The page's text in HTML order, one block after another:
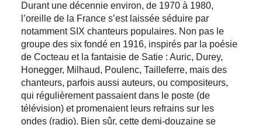
Durant une décennie environ, de 1970 à 1980,
l’oreille de la France s’est laissée séduire par
notamment SIX chanteurs populaires. Non pas le
groupe des six fondé en 1916, inspirés par la poésie
de Cocteau et la fantaisie de Satie : Auric, Durey,
Honegger, Milhaud, Poulenc, Tailleferre, mais des
chanteurs, parfois aussi auteurs, ou compositeurs,
qui régulièrement passaient dans le poste (de
télévision) et promenaient leurs refrains sur les
ondes (radio). Bien sûr, cette demi-douzaine se